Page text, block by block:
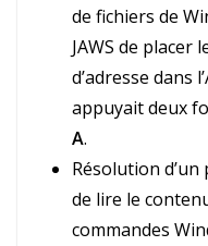
de fichiers de
JAWS de placer
d’adresse dans
appuyait deux
A.
Résolution d’un
de lire le
commandes